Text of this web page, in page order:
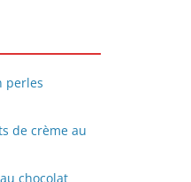
perles
de crème au
chocolat